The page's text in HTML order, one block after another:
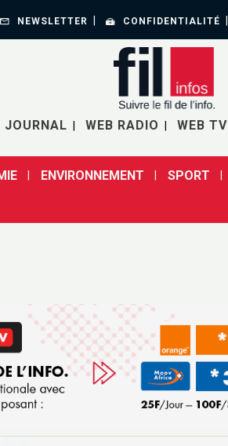
NEWSLETTER CONFIDENTIALITÉ
JOURNAL WEB RADIO WEB TV
ENVIRONNEMENT SPORT